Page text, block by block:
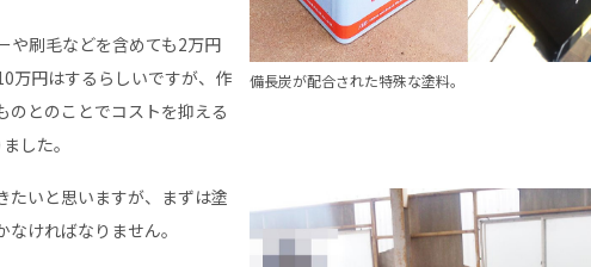
や刷毛などを含めても2万円
万円はするらしいですが、作
のとのことでコストを抑える
した。
備長炭が配合された特殊な塗料。
たいと思いますが、まずは塗
ければなりません。